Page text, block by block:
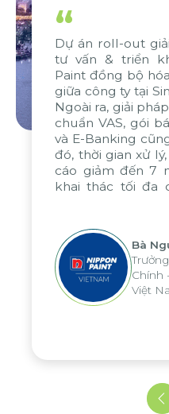
“
Dự án roll-out
tư vấn & triển
Paint đồng bộ
giữa công ty tại
Ngoài ra, giải
chuẩn VAS, gói
và E-Banking
đó, thời gian xử
cáo giảm đến 7
khai thác tối đa
thống báo cáo
áp dụng cho
đơn vị
Bà
Chính
Việt